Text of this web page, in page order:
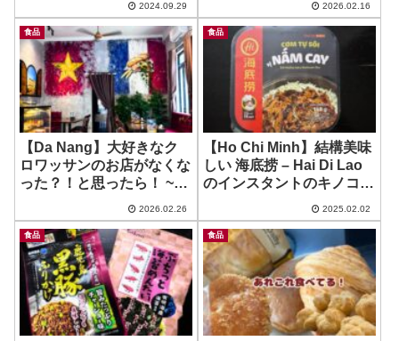
2024.09.29
Quang Dao Branch
2026.02.16
食品
【Da Nang】大好きなク
ロワッサンのお店がなくな
った？！と思ったら！ ~
2026.02.26
食品
【Ho Chi Minh】結構美味
しい 海底捞 – Hai Di Lao
のインスタントのキノコ
Cay
2025.02.02
食品 食品